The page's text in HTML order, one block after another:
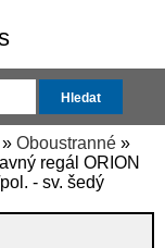
» Oboustranné »
regál ORION
- sv. šedý